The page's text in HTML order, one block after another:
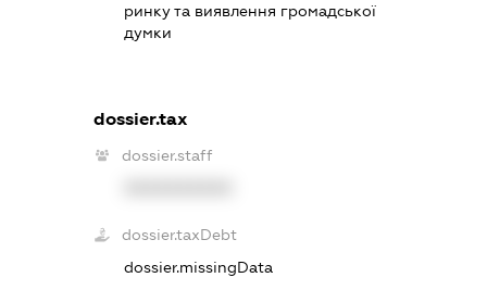
ринку та виявлення громадської
думки
dossier.tax
dossier.staff
dossier.taxDebt
dossier.missingData